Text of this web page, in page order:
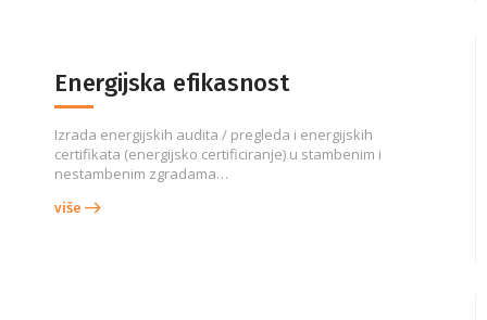
Energijska efikasnost
Izrada energijskih audita / pregleda i energijskih
certifikata (energijsko certificiranje) u stambenim i
nestambenim zgradama…
više